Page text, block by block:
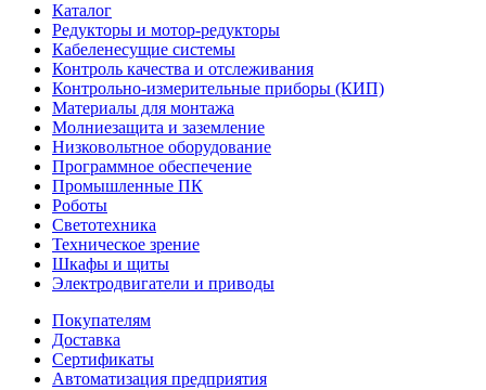
Каталог
Редукторы и мотор-редукторы
Кабеленесущие системы
Контроль качества и отслеживания
Контрольно-измерительные приборы (КИП)
Материалы для монтажа
Молниезащита и заземление
Низковольтное оборудование
Программное обеспечение
Промышленные ПК
Роботы
Светотехника
Техническое зрение
Шкафы и щиты
Электродвигатели и приводы
Покупателям
Доставка
Сертификаты
Автоматизация предприятия